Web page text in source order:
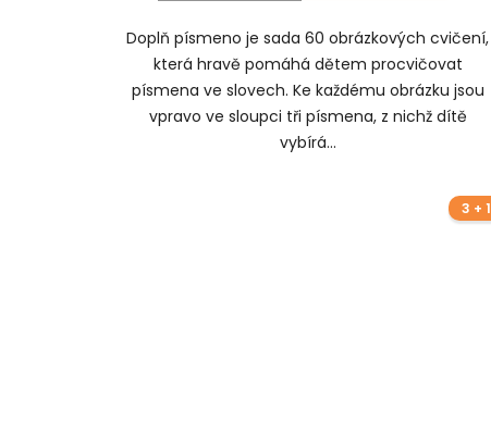
Doplň písmeno je sada 60 obrázkových cvičení,
která hravě pomáhá dětem procvičovat
písmena ve slovech. Ke každému obrázku jsou
vpravo ve sloupci tři písmena, z nichž dítě
vybírá...
3 + 1